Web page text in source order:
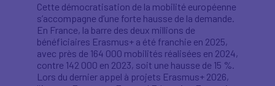
Cette démocratisation de la mobilité européenne
s’accompagne d’une forte hausse de la demande.
En France, la barre des deux millions de
bénéficiaires Erasmus+ a été franchie en 2025,
avec près de 164 000 mobilités réalisées en 2024,
contre 142 000 en 2023, soit une hausse de 15 %.
Lors du dernier appel à projets Erasmus+ 2026,